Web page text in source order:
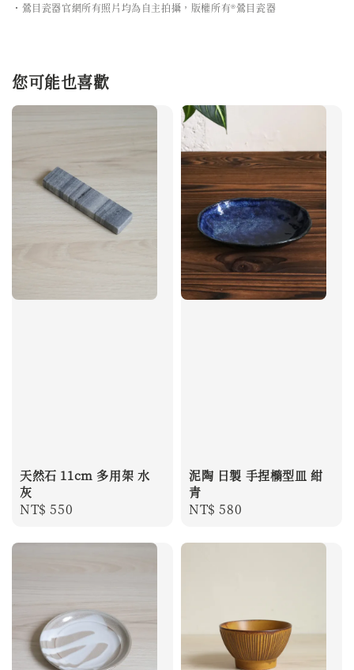
・鶯目瓷器官網所有照片均為自主拍攝，版權所有®鶯目瓷器
您可能也喜歡
天然石 11cm 多用架 水
灰
Regular
NT$ 550
泥陶 日製 手捏橢型皿 紺
青
Regular
NT$ 580